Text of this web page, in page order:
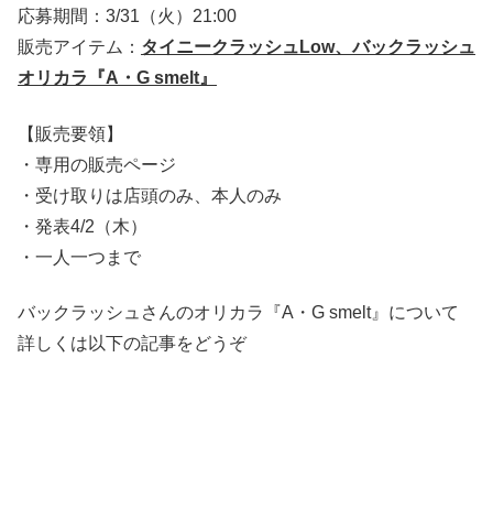
応募期間：3/31（火）21:00
販売アイテム： タイニークラッシュLow、バックラッシュ
オリカラ『A・G smelt』
【販売要領】
・専用の販売ページ
・受け取りは店頭のみ、本人のみ
・発表4/2（木）
・一人一つまで
バックラッシュさんのオリカラ『A・G smelt』について
詳しくは以下の記事をどうぞ